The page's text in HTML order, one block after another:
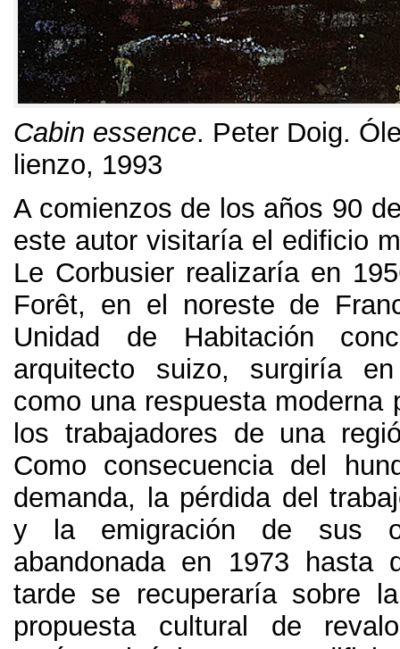
Cabin essence. Peter Doig.
lienzo, 1993
A comienzos de los años 90
este autor visitaría el edificio
Le Corbusier realizaría en
Forêt, en el noreste de
Unidad de Habitación
arquitecto suizo, surgiría
como una respuesta moderna
los trabajadores de una
Como consecuencia del
demanda,
la pérdida del
y la emigración de sus
abandonada en 1973
hasta
tarde se recuperaría sobre
propuesta cultural de